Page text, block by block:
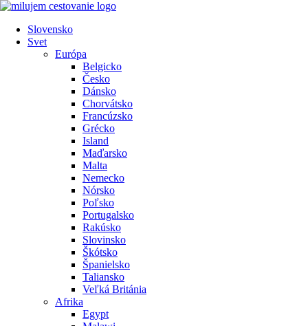
Preskočiť
obsah
Slovensko
Svet
Európa
Belgicko
Česko
Dánsko
Chorvátsko
Francúzsko
Grécko
Island
Maďarsko
Malta
Nemecko
Nórsko
Poľsko
Portugalsko
Rakúsko
Slovinsko
Škótsko
Španielsko
Taliansko
Veľká Británia
Afrika
Egypt